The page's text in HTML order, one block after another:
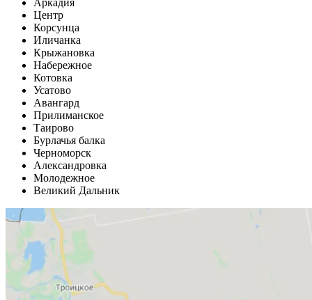
Аркадия
Центр
Корсунца
Иличанка
Крыжановка
Набережное
Котовка
Усатово
Авангард
Прилиманское
Таирово
Бурлачья балка
Черноморск
Александровка
Молодежное
Великий Дальник